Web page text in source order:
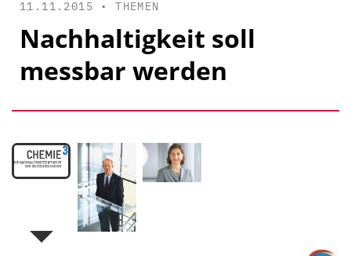
11.11.2015 •THEMEN
Nachhaltigkeit soll
messbar werden